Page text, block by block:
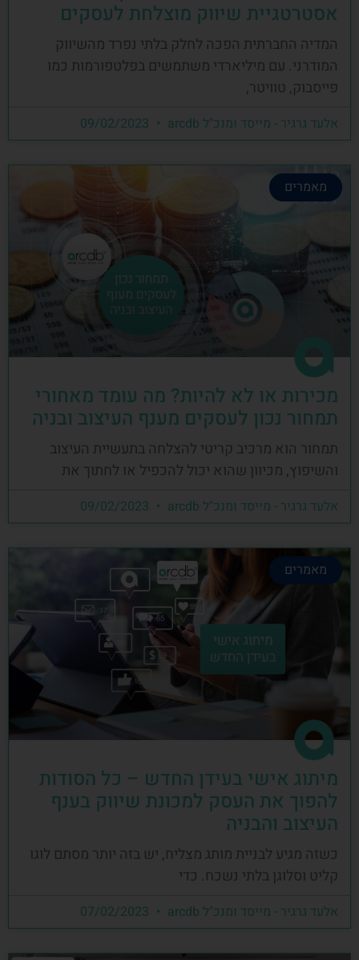
אסטרטגיית שיווק מוצלחת לעסקים
המדיה החברתית הפכה לחלק בלתי נפרד מהשיווק
המודרני. עם מיליארדי משתמשים בפלטפורמות כמו
פייסבוק, טוויטר,
אלעד גרגיר - מייסד ומנכ"ל arcdb
מאמרים
מכירות או לא להיות? מה עומד מאחורי
תמחור נכון לעסקים מענף העיצוב ובניה
תמחור הוא מרכיב קריטי להצלחה בתעשיית העיצוב
והשיפוץ, מכיוון שהוא יכול להכפיל או לחתוך את
אלעד גרגיר - מייסד ומנכ"ל arcdb
מאמרים
מיתוג אישי בעידן החדש – כל הסודות
להפוך את העסק למכונת שיווק בענף
העיצוב והבניה
כשזה מגיע לבניית מותג מצליח, יש בזה יותר מסתם לוגו
קליט וסלוגן בלתי נשכח. כדי
אלעד גרגיר - מייסד ומנכ"ל arcdb